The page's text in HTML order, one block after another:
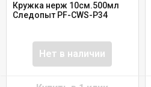
Кружка нерж 10см.500мл
Следопыт PF-CWS-P34
Нет в наличии